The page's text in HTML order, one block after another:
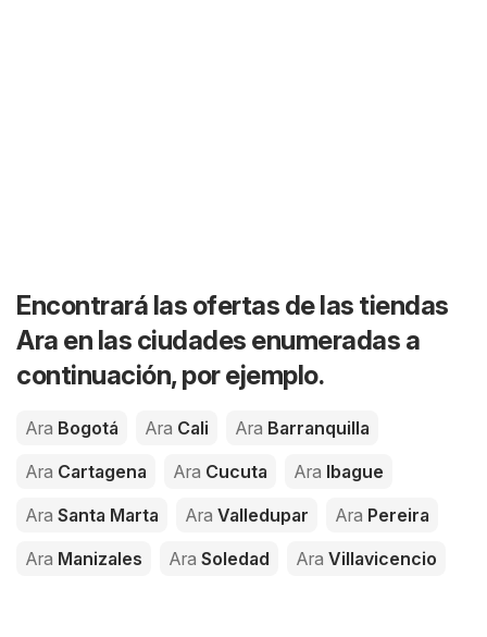
Encontrará las ofertas de las tiendas
Ara en las ciudades enumeradas a
continuación, por ejemplo.
Ara Bogotá Ara Cali Ara Barranquilla
Ara Cartagena Ara Cucuta Ara Ibague
Ara Santa Marta Ara Valledupar Ara Pereira
Ara Manizales Ara Soledad Ara Villavicencio